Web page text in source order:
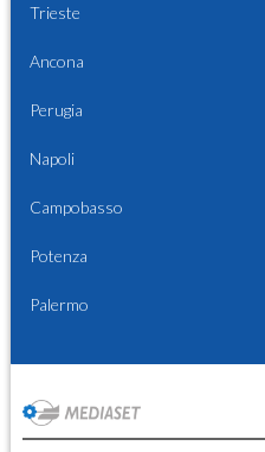
Trieste
Ancona
Perugia
Napoli
Campobasso
Potenza
Palermo